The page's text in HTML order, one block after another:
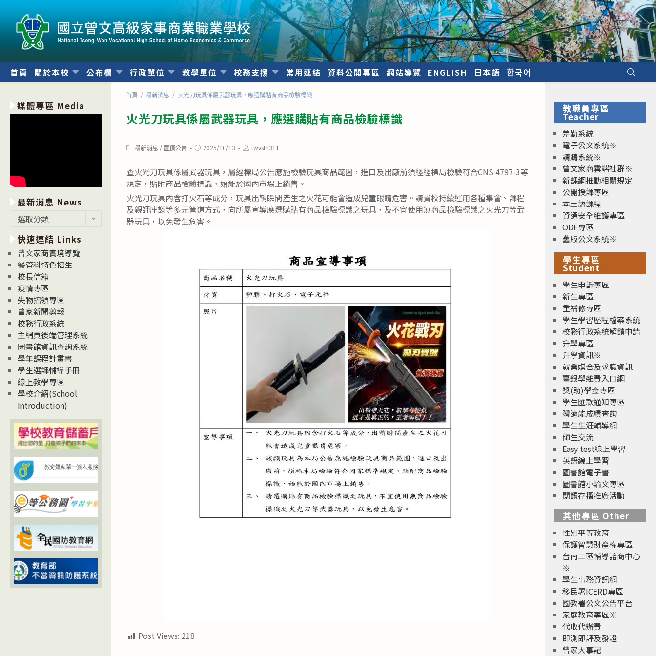
內
首頁 關於本校 公布欄 行政單位 教學單位 校務支援 常用連結 資料公開專區 網站導覽 ENGLISH 日本語 한국어
首頁 / 最新消息 / 火光刀玩具係屬武器玩具，應選購貼有商品檢驗標識
火光刀玩具係屬武器玩具，應選購貼有商品檢驗標識
Post最新消息 / 置頂公告
Post2025/10/13
Posttwvstn311
查火光刀玩具係屬武器玩具，屬經標局公告應施檢驗玩具商品範圍，進口及出廠前須經經標局檢驗符合CNS 4797-3等
規定，貼附商品檢驗標識，始能於國內市場上銷售。
火光刀玩具內含打火石等成分，玩具出鞘瞬間產生之火花可能會造成兒童眼睛危害。請貴校持續運用各種集會、課程
及親師座談等多元管道方式，向所屬宣導應選購貼有商品檢驗標識之玩具，及不宜使用無商品檢驗標識之火光刀等武
器玩具，以免發生危害。
Post Views: 218
媒體專區 Media
最新消息 News
消
息
News
選取分類
快速連結 Links
曾文家商實境導覽
餐管科特色招生
校長信箱
疫情專區
失物招領專區
曾家新聞剪報
校務行政系統
主網頁後端管理系統
圖書館資訊查詢系統
學年課程計畫書
學生選課輔導手冊
線上教學專區
學校介紹(School
Introduction)
教職員專區
Teacher
差勤系統
電子公文系統※
請購系統※
曾文家商雲端社群※
新課綱推動相關規定
公開授課專區
本土語課程
資通安全維護專區
ODF專區
舊版公文系統※
學生專區
Student
學生申訴專區
新生專區
重補修專區
學生學習歷程檔案系統
校務行政系統解鎖申請
升學專區
升學資訊※
就業媒合及求職資訊
臺銀學雜費入口網
獎(助)學金專區
學生匯款通知專區
體適能成績查詢
學生生涯輔導網
師生交流
Easy test線上學習
英語線上學習
圖書館電子書
圖書館小論文專區
閱讀存摺推廣活動
其他專區 Other
性別平等教育
保護智慧財產權專區
台南二區輔導諮商中心
※
學生事務資訊網
移民署ICERD專區
國教署公文公告平台
家庭教育專區※
代收代辦費
即測即評及發證
曾家大事記